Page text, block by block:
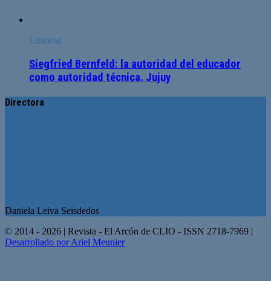
Editorial
Siegfried Bernfeld: la autoridad del educador
como autoridad técnica. Jujuy
Directora
Daniela Leiva Seisdedos
© 2014 - 2026 | Revista - El Arcón de CLIO - ISSN 2718-7969 |
Desarrollado por Ariel Meunier